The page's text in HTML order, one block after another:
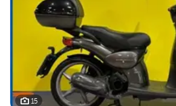
15